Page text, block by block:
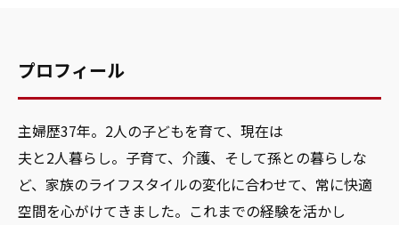
プロフィール
主婦歴37年。2人の子どもを育て、現在は
夫と2人暮らし。子育て、介護、そして孫との暮らしな
ど、家族のライフスタイルの変化に合わせて、常に快適
空間を心がけてきました。これまでの経験を活かし